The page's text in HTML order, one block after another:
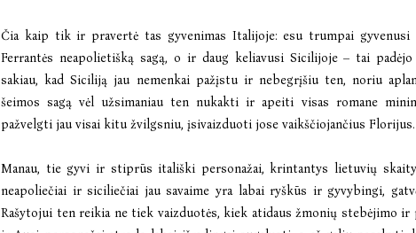
Čia kaip tik ir pravertė tas gyvenimas Italijoje: esu trumpai gyvenusi
Ferrantės neapolietišką sagą, o ir daug keliavusi Sicilijoje – tai
sakiau, kad Siciliją jau nemenkai pažįstu ir nebegrįšiu ten, noriu
šeimos sagą vėl užsimaniau ten nukakti ir apeiti visas romane
pažvelgti jau visai kitu žvilgsniu, įsivaizduoti jose vaikščiojančius Florijus.
Manau, tie gyvi ir stiprūs itališki personažai, krintantys lietuvių
neapoliečiai ir siciliečiai jau savaime yra labai ryškūs ir gyvybingi,
Rašytojui ten reikia ne tiek vaizduotės, kiek atidaus žmonių stebėjimo ir